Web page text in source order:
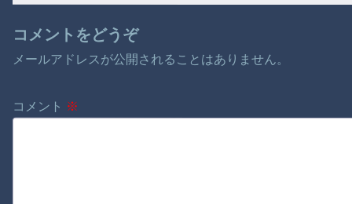
コメントをどうぞ
メールアドレスが公開されることはありません。
コメント ※